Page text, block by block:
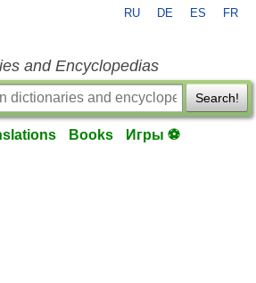
RU DE ES FR
and Encyclopedias
Search!
Books Игры ⚽